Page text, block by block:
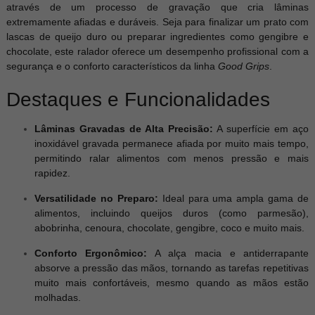
através de um processo de gravação que cria lâminas
extremamente afiadas e duráveis. Seja para finalizar um prato com
lascas de queijo duro ou preparar ingredientes como gengibre e
chocolate, este ralador oferece um desempenho profissional com a
segurança e o conforto característicos da linha Good Grips.
Destaques e Funcionalidades
Lâminas Gravadas de Alta Precisão: A superfície em aço
inoxidável gravada permanece afiada por muito mais tempo,
permitindo ralar alimentos com menos pressão e mais
rapidez.
Versatilidade no Preparo: Ideal para uma ampla gama de
alimentos, incluindo queijos duros (como parmesão),
abobrinha, cenoura, chocolate, gengibre, coco e muito mais.
Conforto Ergonômico: A alça macia e antiderrapante
absorve a pressão das mãos, tornando as tarefas repetitivas
muito mais confortáveis, mesmo quando as mãos estão
molhadas.